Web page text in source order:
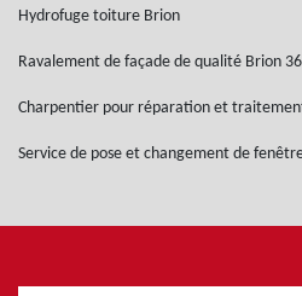
Hydrofuge toiture Brion
Ravalement de façade de qualité Brion
Charpentier pour réparation et
Service de pose et changement de